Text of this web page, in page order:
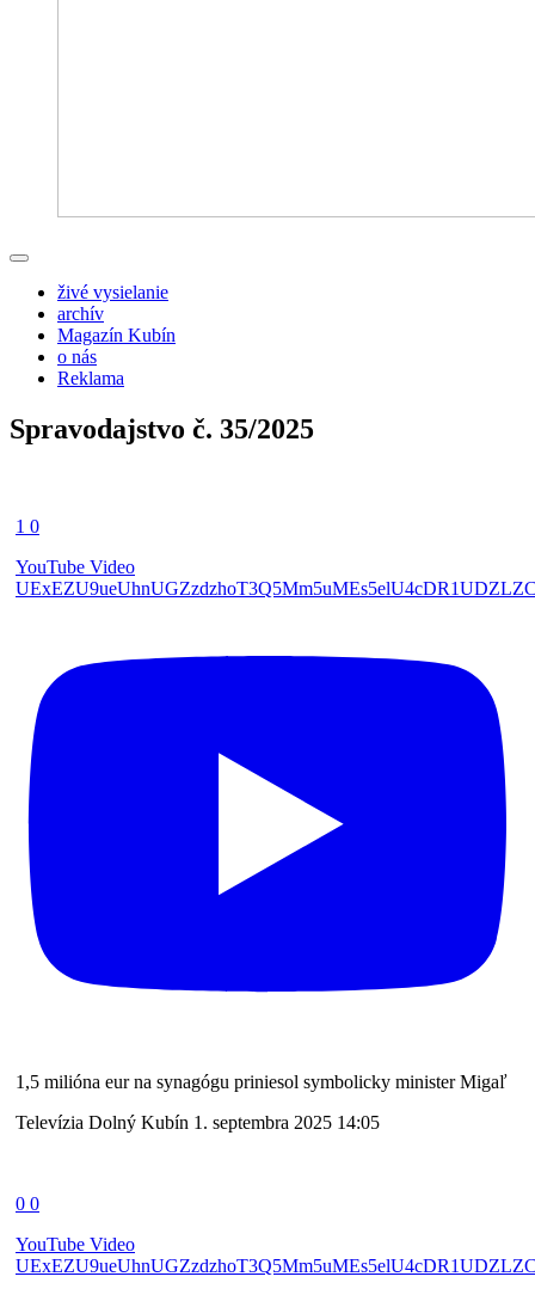
živé vysielanie
archív
Magazín Kubín
o nás
Reklama
Spravodajstvo č. 35/2025
1 0
YouTube Video
1,5 milióna eur na synagógu priniesol symbolicky minister Migaľ
Televízia Dolný Kubín 1. septembra 2025 14:05
0 0
YouTube Video